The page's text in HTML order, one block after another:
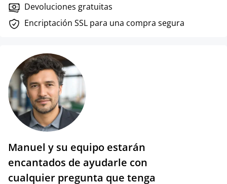
Devoluciones gratuitas
Encriptación SSL para una compra segura
Manuel y su equipo estarán
encantados de ayudarle con
cualquier pregunta que tenga